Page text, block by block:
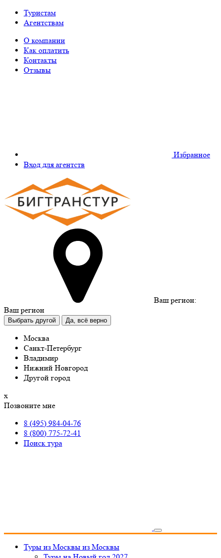
Туристам
Агентствам
О компании
Как оплатить
Контакты
Отзывы
Избранное
Вход для агентств
Ваш регион:
Ваш регион
Выбрать другой Да, всё верно
Москва
Санкт-Петербург
Владимир
Нижний Новгород
Другой город
х
Позвоните мне
8 (495) 984-04-76
8 (800) 775-72-41
Поиск тура
Туры из Москвы из Москвы